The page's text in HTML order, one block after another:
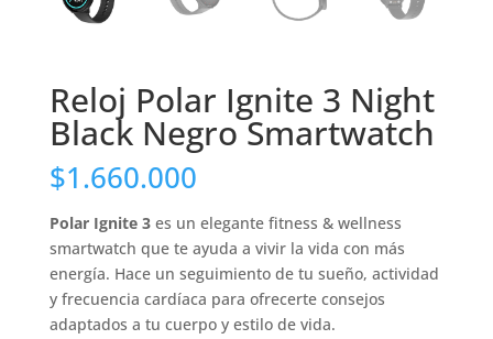
Reloj Polar Ignite 3 Night
Black Negro Smartwatch
$1.660.000
Polar Ignite 3es un elegante fitness & wellness
smartwatch que te ayuda a vivir la vida con más
energía. Hace un seguimiento de tu sueño, actividad
y frecuencia cardíaca para ofrecerte consejos
adaptados a tu cuerpo y estilo de vida.